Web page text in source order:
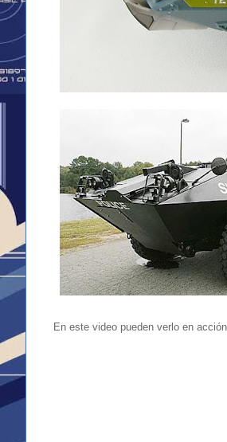
En este video pueden verlo en